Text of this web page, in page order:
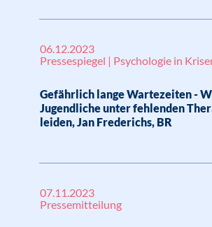
06.12.2023
Pressespiegel | Psychologie in
Gefährlich lange Wartezeiten -
Jugendliche unter fehlenden
leiden, Jan Frederichs, BR
07.11.2023
Pressemitteilung